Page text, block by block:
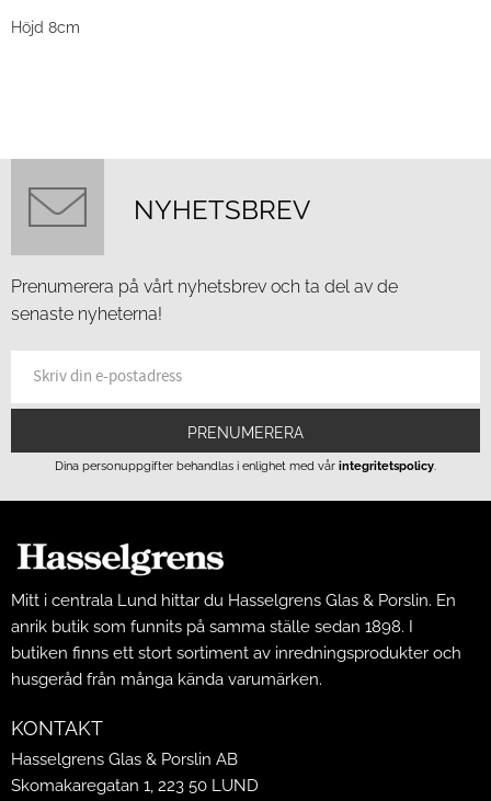
Höjd 8cm
NYHETSBREV
Prenumerera på vårt nyhetsbrev och ta del av de
senaste nyheterna!
PRENUMERERA
Dina personuppgifter behandlas i enlighet med vår integritetspolicy.
Mitt i centrala Lund hittar du Hasselgrens Glas & Porslin. En
anrik butik som funnits på samma ställe sedan 1898. I
butiken finns ett stort sortiment av inredningsprodukter och
husgeråd från många kända varumärken.
KONTAKT
Hasselgrens Glas & Porslin AB
Skomakaregatan 1, 223 50 LUND